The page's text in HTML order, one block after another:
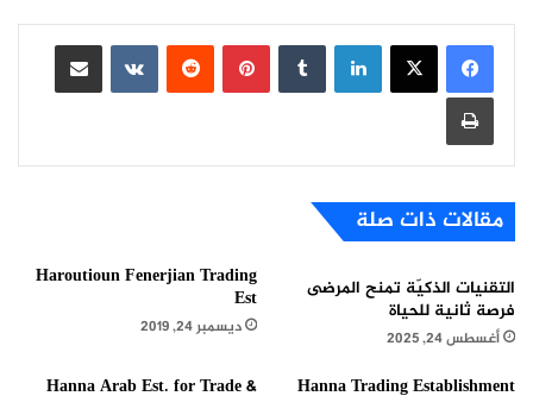
لينكدإن بينتيريست
مشاركة عبر البريد
طباعة
مقالات ذات صلة
التقنيات الذكيّة تمنح المرضى
فرصة ثانية للحياة
أغسطس 24, 2025
Haroutioun Fenerjian Trading
Est
ديسمبر 24, 2019
Hanna Trading Establishment
Hanna Arab Est. for Trade &